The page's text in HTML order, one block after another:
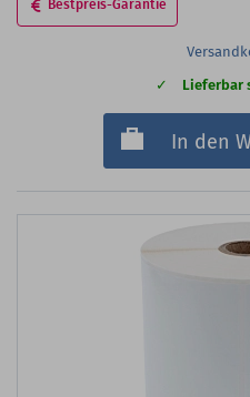
Bestpreis-Garantie
Lieferbar
In den